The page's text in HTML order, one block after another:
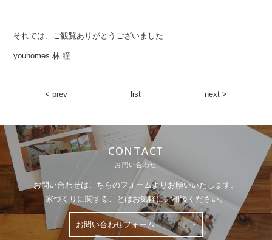
それでは、ご観覧ありがとうございました
youhomes 林 瞳
< prev list next >
CONTACT
お問い合わせ
お問い合わせはこちらのフォームよりお願いいたします。
家づくりに関することはお気軽にご相談ください。
お問い合わせフォーム